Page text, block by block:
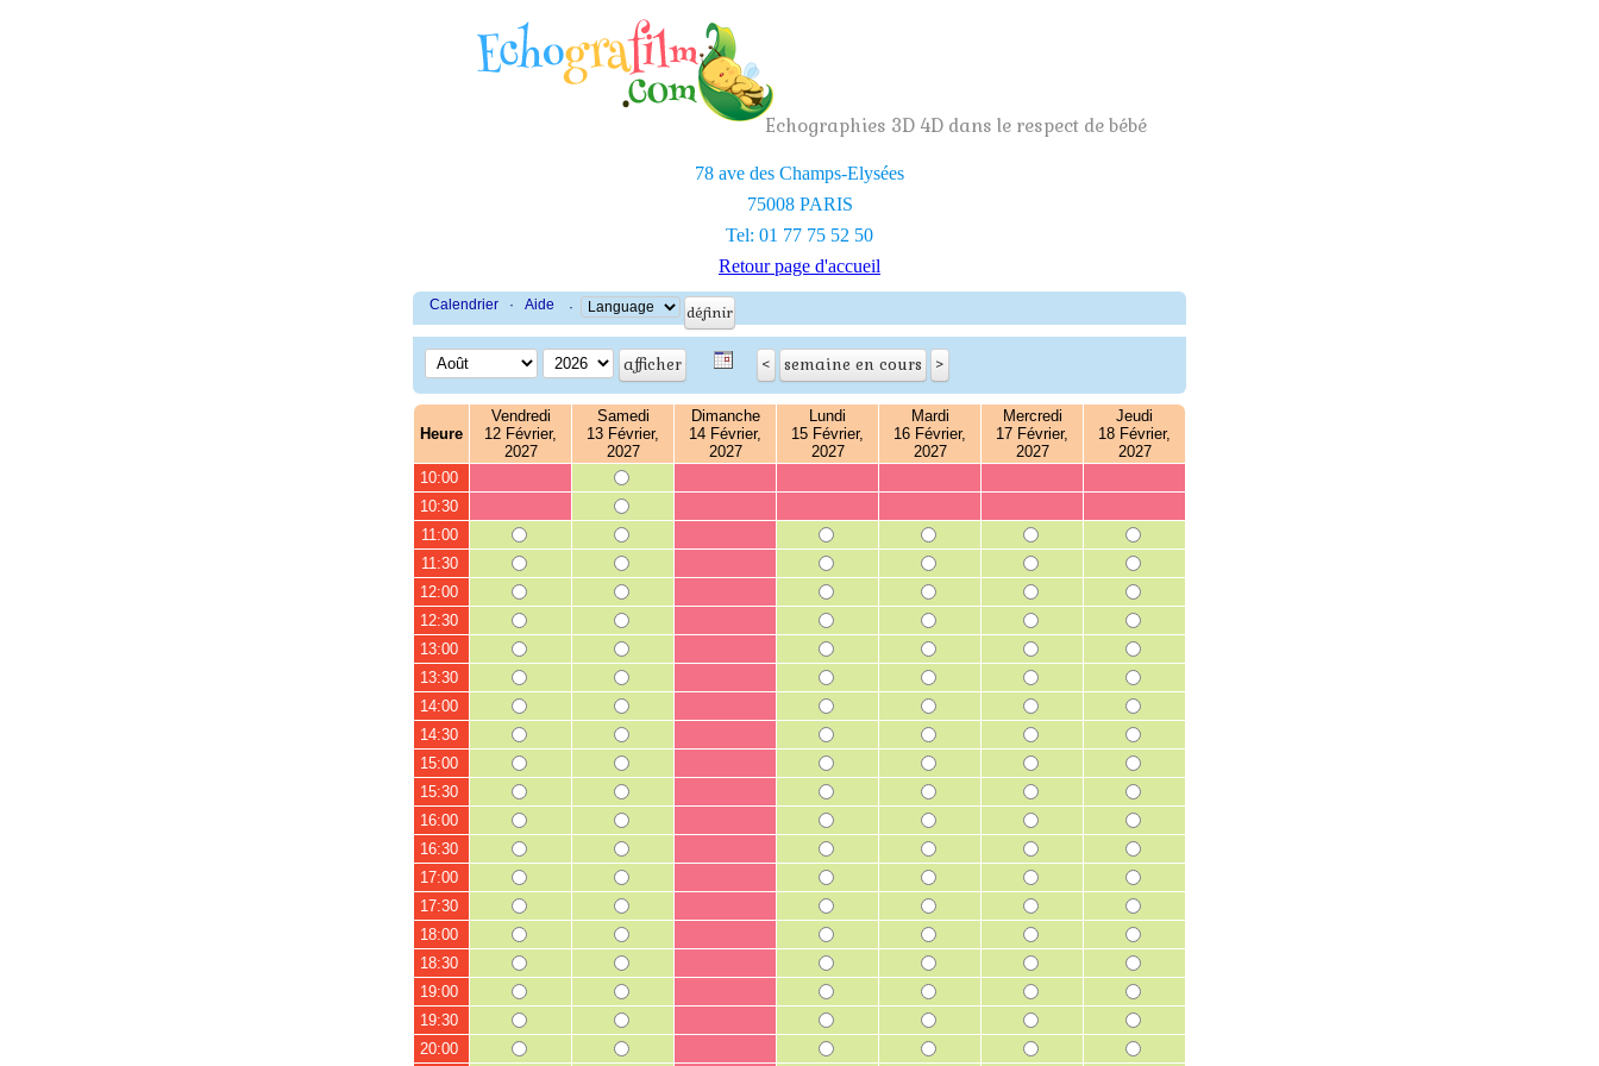
Echographies 3D 4D dans le respect de bébé
78 ave des Champs-Elysées
75008 PARIS
Tel: 01 77 75 52 50
Retour page d'accueil
Calendrier · Aide ·
Heure
Vendredi
12 Février,
2027
Samedi
13 Février,
2027
Dimanche
14 Février,
2027
Lundi
15 Février,
2027
Mardi
16 Février,
2027
Mercredi
17 Février,
2027
Jeudi
18 Février,
2027
10:00
10:30
11:00
11:30
12:00
12:30
13:00
13:30
14:00
14:30
15:00
15:30
16:00
16:30
17:00
17:30
18:00
18:30
19:00
19:30
20:00